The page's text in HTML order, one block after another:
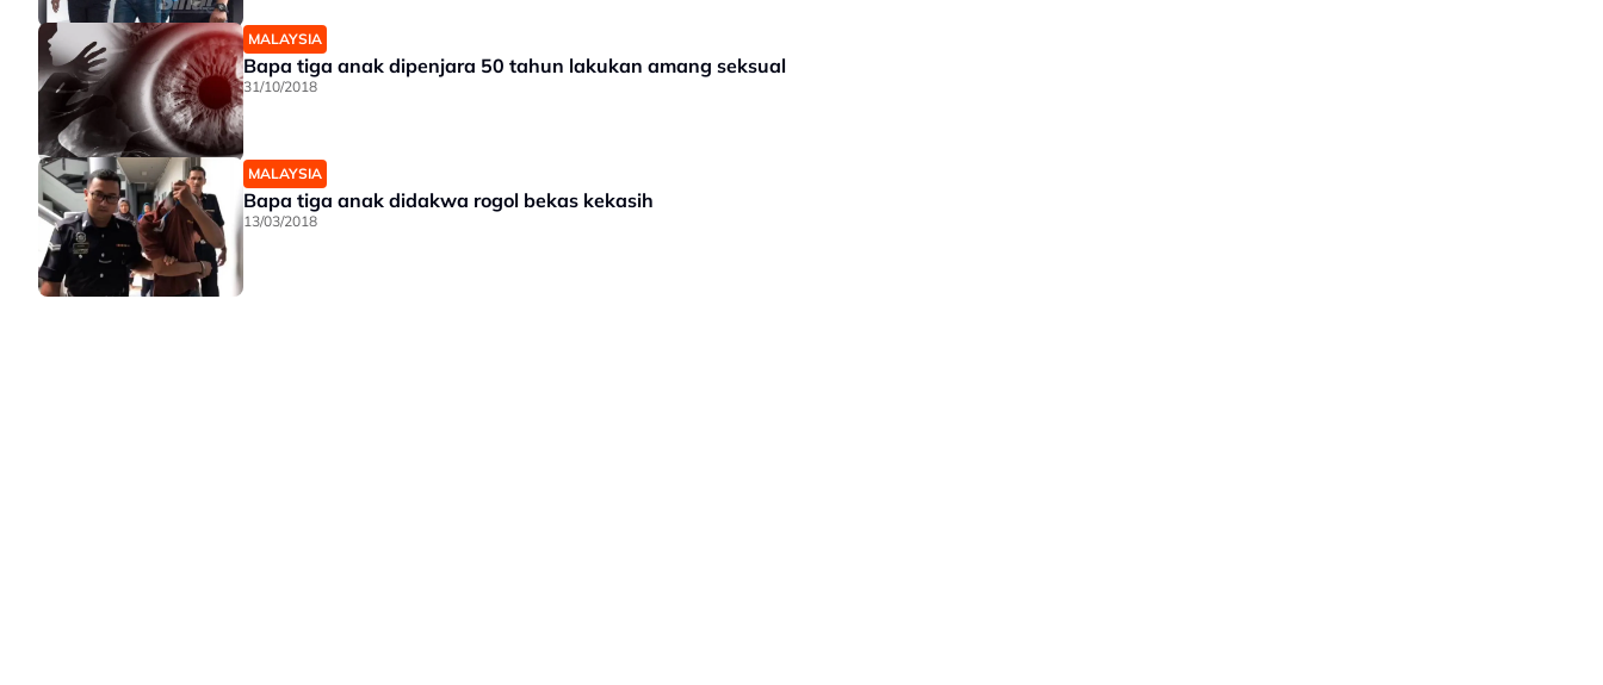
MALAYSIA
Bapa tiga anak dipenjara 50 tahun lakukan amang seksual
31/10/2018
MALAYSIA
Bapa tiga anak didakwa rogol bekas kekasih
13/03/2018